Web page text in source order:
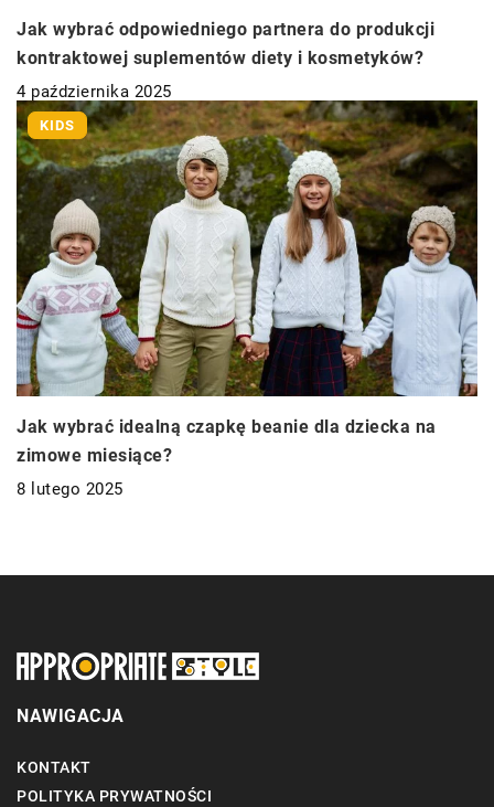
Jak wybrać odpowiedniego partnera do produkcji
kontraktowej suplementów diety i kosmetyków?
4 października 2025
KIDS
Jak wybrać idealną czapkę beanie dla dziecka na
zimowe miesiące?
8 lutego 2025
NAWIGACJA
KONTAKT
POLITYKA PRYWATNOŚCI